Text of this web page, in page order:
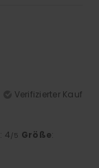
Verifizierter Kauf
: 4/5 Größe: